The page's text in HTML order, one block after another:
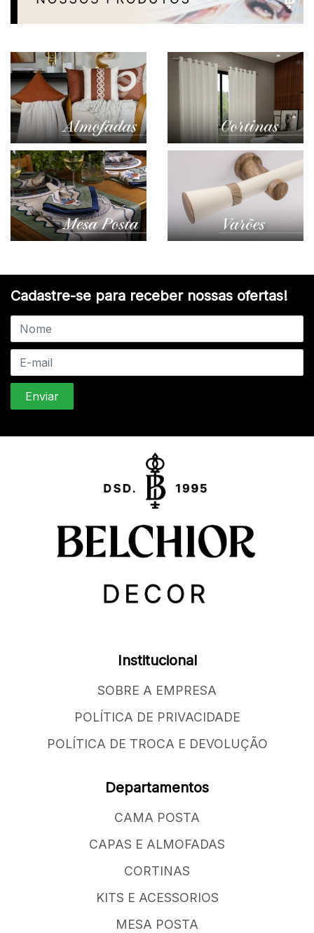
Cadastre-se para receber nossas ofertas!
Institucional
SOBRE A EMPRESA
POLÍTICA DE PRIVACIDADE
POLÍTICA DE TROCA E DEVOLUÇÃO
Departamentos
CAMA POSTA
CAPAS E ALMOFADAS
CORTINAS
KITS E ACESSORIOS
MESA POSTA